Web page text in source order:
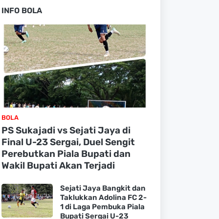
INFO BOLA
BOLA
PS Sukajadi vs Sejati Jaya di
Final U-23 Sergai, Duel Sengit
Perebutkan Piala Bupati dan
Wakil Bupati Akan Terjadi
Sejati Jaya Bangkit dan
Taklukkan Adolina FC 2-
1 di Laga Pembuka Piala
Bupati Sergai U-23